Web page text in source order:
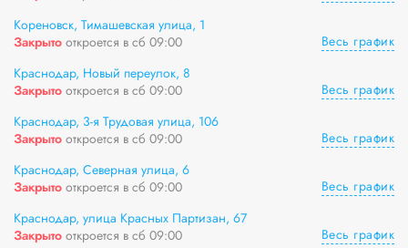
Кореновск, Тимашевская улица, 1
Закрыто откроется в сб 09:00
Весь график
Краснодар, Новый переулок, 8
Закрыто откроется в сб 09:00
Весь график
Краснодар, 3-я Трудовая улица, 106
Закрыто откроется в сб 09:00
Весь график
Краснодар, Северная улица, 6
Закрыто откроется в сб 09:00
Весь график
Краснодар, улица Красных Партизан, 67
Закрыто откроется в сб 09:00
Весь график